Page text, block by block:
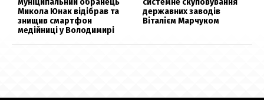
Микола Юнак відібрав та
знищив смартфон
медійниці у Володимирі
державних заводів
Віталієм Марчуком